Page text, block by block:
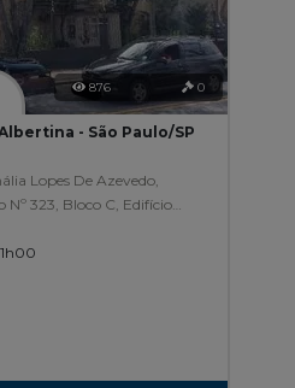
876 0
- São Paulo/SP
Lopes De Azevedo,
323, Bloco C, Edifício